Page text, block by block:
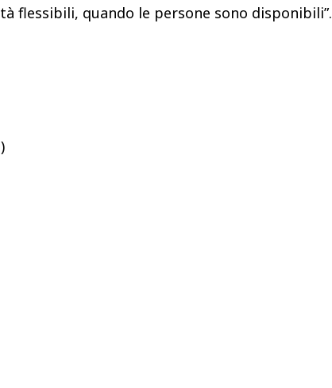
flessibili, quando le persone sono disponibili”.